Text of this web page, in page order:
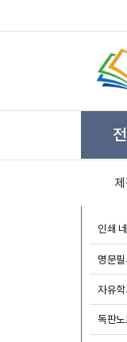
★ 학생들의
인쇄
명문
자유
독판